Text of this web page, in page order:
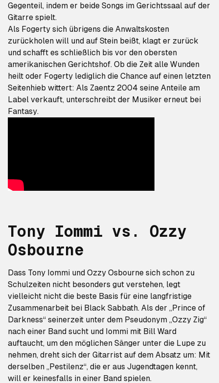
Gegenteil, indem er beide Songs im Gerichtssaal auf der
Gitarre spielt.
Als Fogerty sich übrigens die Anwaltskosten
zurückholen will und auf Stein beißt, klagt er zurück
und schafft es schließlich bis vor den obersten
amerikanischen Gerichtshof. Ob die Zeit alle Wunden
heilt oder Fogerty lediglich die Chance auf einen letzten
Seitenhieb wittert: Als Zaentz 2004 seine Anteile am
Label verkauft, unterschreibt der Musiker erneut bei
Fantasy.
Tony Iommi vs. Ozzy
Osbourne
Dass Tony Iommi und Ozzy Osbourne sich schon zu
Schulzeiten nicht besonders gut verstehen, legt
vielleicht nicht die beste Basis für eine langfristige
Zusammenarbeit bei Black Sabbath. Als der „Prince of
Darkness“ seinerzeit unter dem Pseudonym „Ozzy Zig“
nach einer Band sucht und Iommi mit Bill Ward
auftaucht, um den möglichen Sänger unter die Lupe zu
nehmen, dreht sich der Gitarrist auf dem Absatz um: Mit
derselben „Pestilenz“, die er aus Jugendtagen kennt,
will er keinesfalls in einer Band spielen.